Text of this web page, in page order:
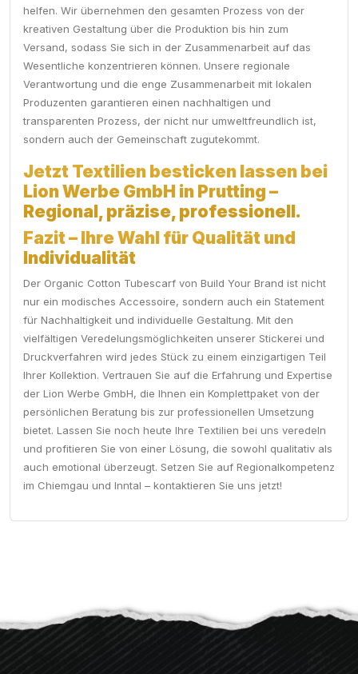
helfen. Wir übernehmen den gesamten Prozess von der
kreativen Gestaltung über die Produktion bis hin zum
Versand, sodass Sie sich in der Zusammenarbeit auf das
Wesentliche konzentrieren können. Unsere regionale
Verantwortung und die enge Zusammenarbeit mit lokalen
Produzenten garantieren einen nachhaltigen und
transparenten Prozess, der nicht nur umweltfreundlich ist,
sondern auch der Gemeinschaft zugutekommt.
Jetzt Textilien besticken lassen bei
Lion Werbe GmbH in Prutting –
Regional, präzise, professionell.
Fazit – Ihre Wahl für Qualität und
Individualität
Der Organic Cotton Tubescarf von Build Your Brand ist nicht
nur ein modisches Accessoire, sondern auch ein Statement
für Nachhaltigkeit und individuelle Gestaltung. Mit den
vielfältigen Veredelungsmöglichkeiten unserer Stickerei und
Druckverfahren wird jedes Stück zu einem einzigartigen Teil
Ihrer Kollektion. Vertrauen Sie auf die Erfahrung und Expertise
der Lion Werbe GmbH, die Ihnen ein Komplettpaket von der
persönlichen Beratung bis zur professionellen Umsetzung
bietet. Lassen Sie noch heute Ihre Textilien bei uns veredeln
und profitieren Sie von einer Lösung, die sowohl qualitativ als
auch emotional überzeugt. Setzen Sie auf Regionalkompetenz
im Chiemgau und Inntal – kontaktieren Sie uns jetzt!